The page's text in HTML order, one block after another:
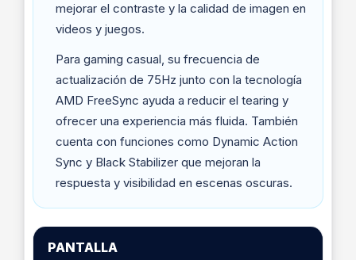
mejorar el contraste y la calidad de imagen en
videos y juegos.
Para gaming casual, su frecuencia de
actualización de 75Hz junto con la tecnología
AMD FreeSync ayuda a reducir el tearing y
ofrecer una experiencia más fluida. También
cuenta con funciones como Dynamic Action
Sync y Black Stabilizer que mejoran la
respuesta y visibilidad en escenas oscuras.
PANTALLA